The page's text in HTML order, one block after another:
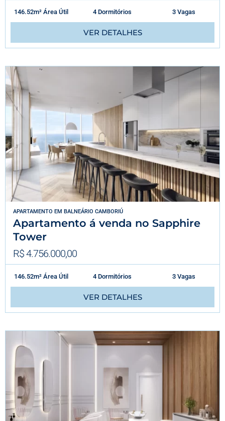
146.52m² Área Útil 4 Dormitórios 3 Vagas
VER DETALHES
APARTAMENTO EM BALNEÁRIO CAMBORIÚ
Apartamento á venda no Sapphire
Tower
R$ 4.756.000,00
146.52m² Área Útil 4 Dormitórios 3 Vagas
VER DETALHES